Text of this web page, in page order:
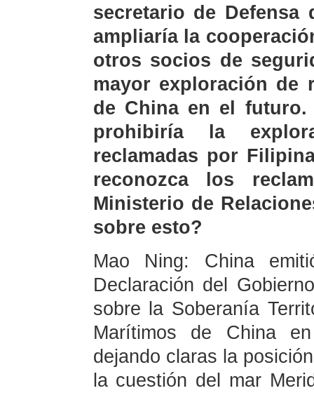
secretario de
ampliaría la
otros socios de
mayor exploración de
de China en el futuro.
prohibiría la
reclamadas por
reconozca los
Ministerio de
sobre esto?
Mao Ning: China
Declaración del
sobre la Soberanía
Marítimos de China
dejando claras la
la cuestión del mar